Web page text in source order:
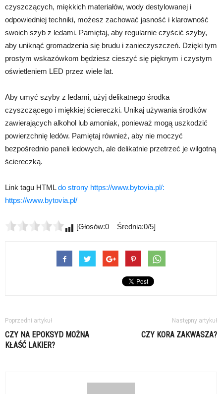
czyszczących, miękkich materiałów, wody destylowanej i
odpowiedniej techniki, możesz zachować jasność i klarowność
swoich szyb z ledami. Pamiętaj, aby regularnie czyścić szyby,
aby uniknąć gromadzenia się brudu i zanieczyszczeń. Dzięki tym
prostym wskazówkom będziesz cieszyć się pięknym i czystym
oświetleniem LED przez wiele lat.
Aby umyć szyby z ledami, użyj delikatnego środka
czyszczącego i miękkiej ściereczki. Unikaj używania środków
zawierających alkohol lub amoniak, ponieważ mogą uszkodzić
powierzchnię ledów. Pamiętaj również, aby nie moczyć
bezpośrednio paneli ledowych, ale delikatnie przetrzeć je wilgotną
ściereczką.
Link tagu HTMLdo strony https://www.bytovia.pl/:
https://www.bytovia.pl/
[Głosów:0 Średnia:0/5]
Poprzedni artykuł
CZY NA EPOKSYD MOŻNA
KŁAŚĆ LAKIER?
Następny artykuł
CZY KORA ZAKWASZA?